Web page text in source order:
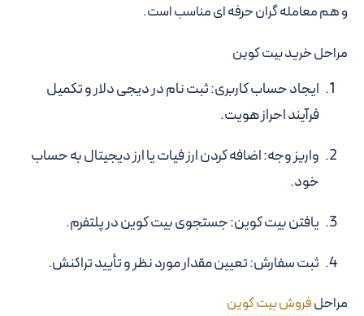
و هم معامله گران حرفه ای مناسب است.
مراحل خرید بیت کوین
ایجاد حساب کاربری: ثبت نام در دیجی دلار و تکمیل
فرآیند احراز هویت.
واریز وجه: اضافه کردن ارز فیات یا ارز دیجیتال به حساب
خود.
یافتن بیت کوین: جستجوی بیت کوین در پلتفرم.
ثبت سفارش: تعیین مقدار مورد نظر و تأیید تراکنش.
مراحلفروش بیت کوین